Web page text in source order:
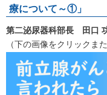
療について～①」
第二泌尿器科部長 田口
（下の画像をクリックま